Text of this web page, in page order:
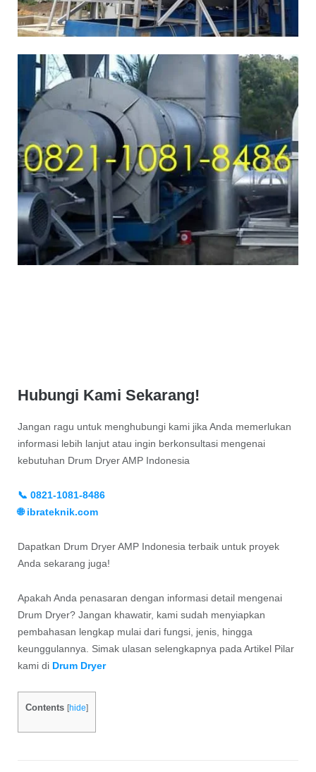
Hubungi Kami Sekarang!
Jangan ragu untuk menghubungi kami jika Anda memerlukan
informasi lebih lanjut atau ingin berkonsultasi mengenai
kebutuhan Drum Dryer AMP Indonesia
📞 0821-1081-8486
🌐 ibrateknik.com
Dapatkan Drum Dryer AMP Indonesia terbaik untuk proyek
Anda sekarang juga!
Apakah Anda penasaran dengan informasi detail mengenai
Drum Dryer? Jangan khawatir, kami sudah menyiapkan
pembahasan lengkap mulai dari fungsi, jenis, hingga
keunggulannya. Simak ulasan selengkapnya pada Artikel Pilar
kami di Drum Dryer
Contents [hide]